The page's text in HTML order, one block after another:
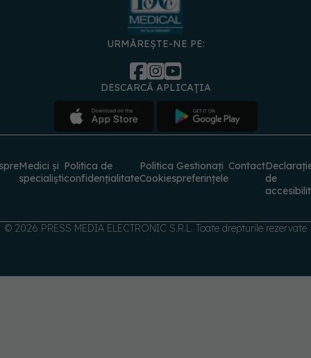
URMĂREȘTE-NE PE:
DESCARCĂ APLICAȚIA
Medici și
specialiști
Politica de
confidențialitate
Politica
Cookies
Gestionați
preferințele
Contact
de
© 2026 PRESS MEDIA ELECTRONIC S.R.L. Toate drepturile rezervate